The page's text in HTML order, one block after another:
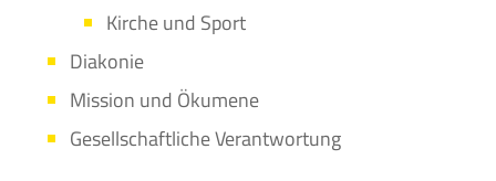
Kirche und Sport
Diakonie
Mission und Ökumene
Gesellschaftliche Verantwortung